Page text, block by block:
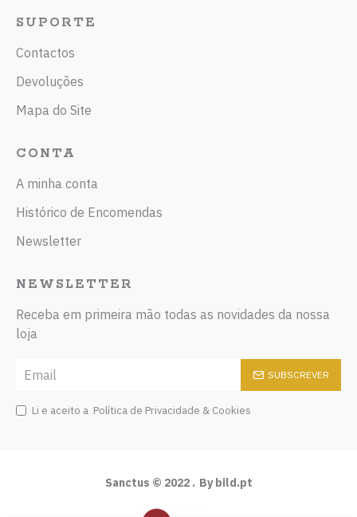
SUPORTE
Contactos
Devoluções
Mapa do Site
CONTA
A minha conta
Histórico de Encomendas
Newsletter
NEWSLETTER
Receba em primeira mão todas as novidades da nossa
loja
SUBSCREVER
Li e aceito a Política de Privacidade & Cookies
Sanctus © 2022 . By bild.pt